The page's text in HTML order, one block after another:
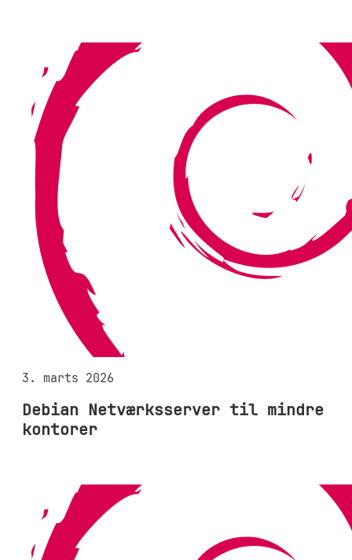
3. marts 2026
Debian Netværksserver til mindre
kontorer